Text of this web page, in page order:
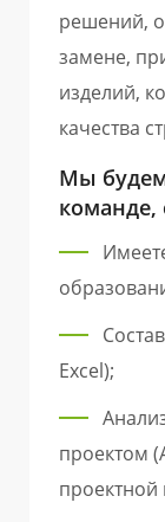
решений,
замене,
изделий,
качества
Мы
команде,
Excel);
проектом
проектной